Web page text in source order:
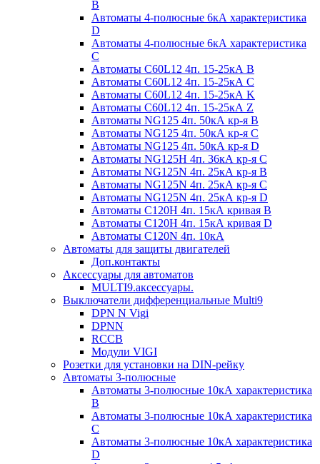
B
Автоматы 4-полюсные 6кА характеристика
D
Автоматы 4-полюсные 6кА характеристика
С
Автоматы C60L12 4п. 15-25кА B
Автоматы C60L12 4п. 15-25кА C
Автоматы C60L12 4п. 15-25кА K
Автоматы C60L12 4п. 15-25кА Z
Автоматы NG125 4п. 50кА кр-я B
Автоматы NG125 4п. 50кА кр-я C
Автоматы NG125 4п. 50кА кр-я D
Автоматы NG125H 4п. 36кА кр-я C
Автоматы NG125N 4п. 25кА кр-я B
Автоматы NG125N 4п. 25кА кр-я C
Автоматы NG125N 4п. 25кА кр-я D
Автоматы С120H 4п. 15кА кривая B
Автоматы С120H 4п. 15кА кривая D
Автоматы С120N 4п. 10кА
Автоматы для защиты двигателей
Доп.контакты
Аксессуары для автоматов
MULTI9.аксессуары.
Выключатели дифференциальные Multi9
DPN N Vigi
DPNN
RCCB
Модули VIGI
Розетки для установки на DIN-рейку
Автоматы 3-полюсные
Автоматы 3-полюсные 10кА характеристика
B
Автоматы 3-полюсные 10кА характеристика
C
Автоматы 3-полюсные 10кА характеристика
D